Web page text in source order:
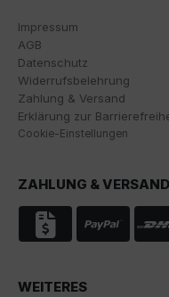
Impressum
AGB
Datenschutz
Widerrufsbelehrung
Zahlung & Versand
Erklärung zur
Cookie-Einstellungen
ZAHLUNG & VERSAND
WEITERES
Europäischen
Datenschutzniveau
Es besteht
von US-Behörden zu
oben beschriebene